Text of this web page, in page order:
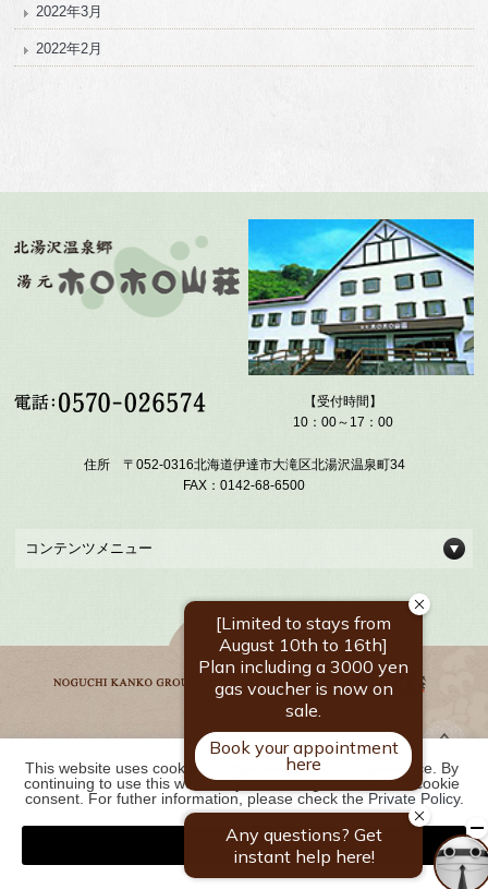
2022年3月
2022年2月
【受付時間】
10：00～17：00
住所 〒052-0316北海道伊達市大滝区北湯沢温泉町34
FAX：0142-68-6500
コンテンツメニュー
野口観光グループ一覧
2026 北湯沢温泉郷 湯元 ホロホロ山荘｜【公式】北海道の温泉宿
野口観光グループ. ALL RIGHTS RESERVED
This website uses cookies to improve your user experience. By
continuing to use this website, you have agreed with our cookie
consent. For futher information, please check the Private Policy.
Agree